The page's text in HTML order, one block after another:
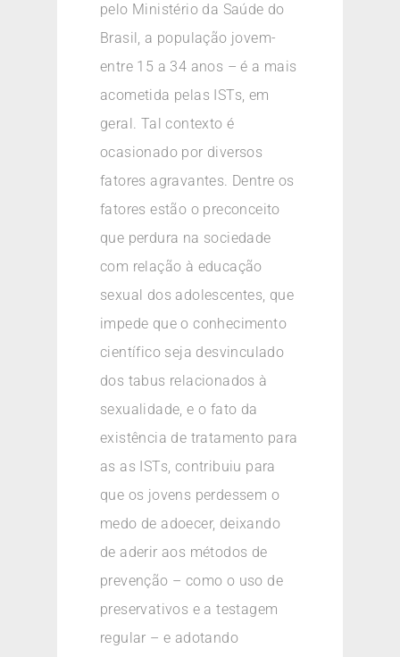
pelo Ministério da Saúde do
Brasil, a população jovem-
entre 15 a 34 anos – é a mais
acometida pelas ISTs, em
geral. Tal contexto é
ocasionado por diversos
fatores agravantes. Dentre os
fatores estão o preconceito
que perdura na sociedade
com relação à educação
sexual dos adolescentes, que
impede que o conhecimento
científico seja desvinculado
dos tabus relacionados à
sexualidade, e o fato da
existência de tratamento para
as as ISTs, contribuiu para
que os jovens perdessem o
medo de adoecer, deixando
de aderir aos métodos de
prevenção – como o uso de
preservativos e a testagem
regular – e adotando